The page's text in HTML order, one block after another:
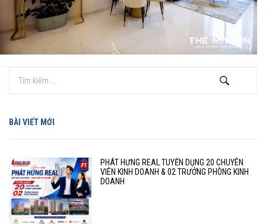
BÀI VIẾT MỚI
PHÁT HƯNG REAL TUYỂN DỤNG 20 CHUYÊN
VIÊN KINH DOANH & 02 TRƯỞNG PHÒNG KINH
DOANH